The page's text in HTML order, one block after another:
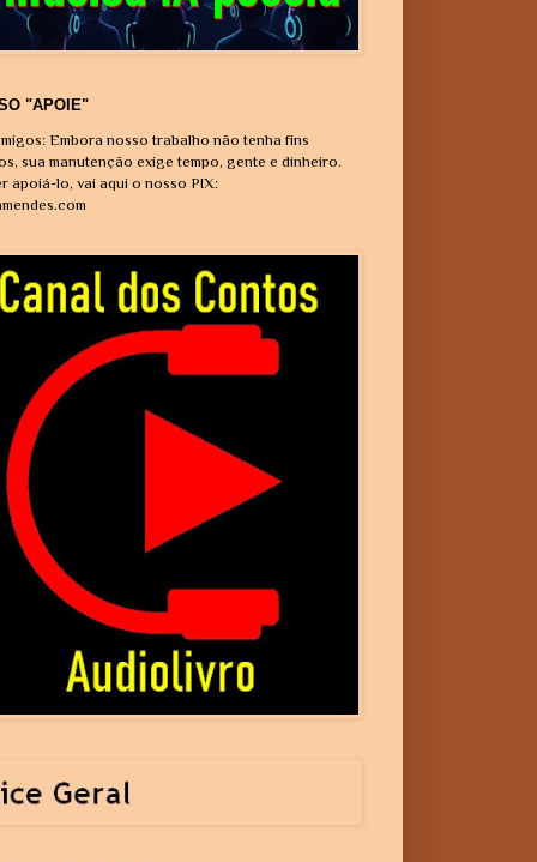
"APOIE"
Embora nosso trabalho não tenha fins
sua manutenção exige tempo, gente e dinheiro.
apoiá-lo, vai aqui o nosso PIX: